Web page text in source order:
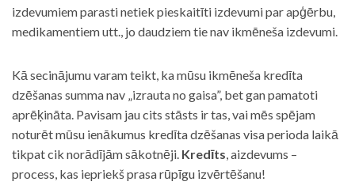
izdevumiem parasti netiek pieskaitīti izdevumi par apģērbu,
medikamentiem utt., jo daudziem tie nav ikmēneša izdevumi.
Kā secinājumu varam teikt, ka mūsu ikmēneša kredīta
dzēšanas summa nav „izrauta no gaisa”, bet gan pamatoti
aprēķināta. Pavisam jau cits stāsts ir tas, vai mēs spējam
noturēt mūsu ienākumus kredīta dzēšanas visa perioda laikā
tikpat cik norādījām sākotnēji. Kredīts, aizdevums –
process, kas iepriekš prasa rūpīgu izvērtēšanu!